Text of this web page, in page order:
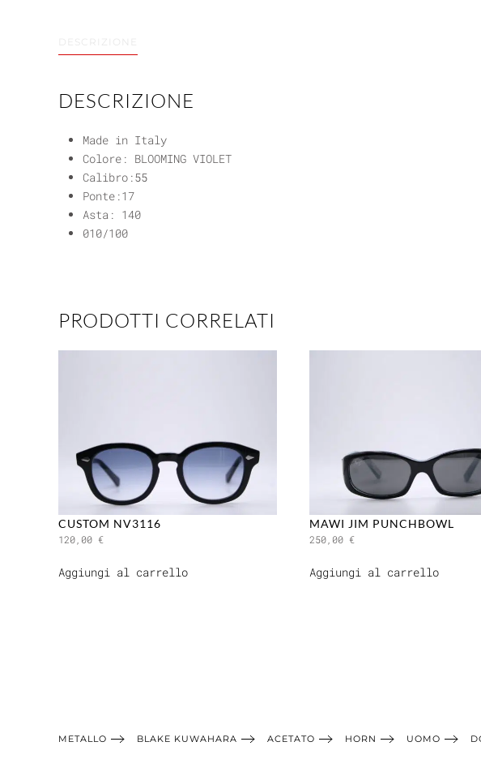
DESCRIZIONE
DESCRIZIONE
Made in Italy
Colore: BLOOMING VIOLET
Calibro:55
Ponte:17
Asta: 140
010/100
PRODOTTI CORRELATI
CUSTOM NV3116
120,00 €
Aggiungi al carrello
MAWI JIM PUNCHBOWL
250,00 €
Aggiungi al carrello
METALLO BLAKE KUWAHARA ACETATO HORN UOMO